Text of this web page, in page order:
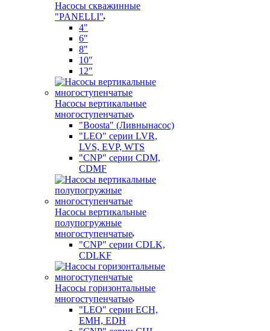
Насосы скважинные
"PANELLI"
4"
6"
8"
10"
12"
Насосы вертикальные
многоступенчатые
"Boosta" (Ливнынасос)
"LEO" серии LVR,
LVS, EVP, WTS
"CNP" серии CDM,
CDMF
Насосы вертикальные
полупогружные
многоступенчатые
"CNP" серии CDLK,
CDLKF
Насосы горизонтальные
многоступенчатые
"LEO" серии ECH,
EMH, EDH